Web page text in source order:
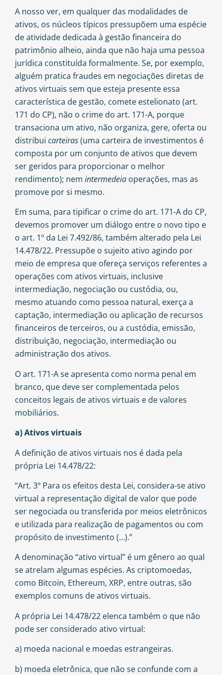
A nosso ver, em qualquer das modalidades de
ativos, os núcleos típicos pressupõem uma espécie
de atividade dedicada à gestão financeira do
patrimônio alheio, ainda que não haja uma pessoa
jurídica constituída formalmente. Se, por exemplo,
alguém pratica fraudes em negociações diretas de
ativos virtuais sem que esteja presente essa
característica de gestão, comete estelionato (art.
171 do CP), não o crime do art. 171-A, porque
transaciona um ativo, não organiza, gere, oferta ou
distribui carteiras(uma carteira de investimentos é
composta por um conjunto de ativos que devem
ser geridos para proporcionar o melhor
rendimento); nem intermedeia operações, mas as
promove por si mesmo.
Em suma, para tipificar o crime do art. 171-A do CP,
devemos promover um diálogo entre o novo tipo e
o art. 1º da Lei 7.492/86, também alterado pela Lei
14.478/22. Pressupõe o sujeito ativo agindo por
meio de empresa que ofereça serviços referentes a
operações com ativos virtuais, inclusive
intermediação, negociação ou custódia, ou,
mesmo atuando como pessoa natural, exerça a
captação, intermediação ou aplicação de recursos
financeiros de terceiros, ou a custódia, emissão,
distribuição, negociação, intermediação ou
administração dos ativos.
O art. 171-A se apresenta como norma penal em
branco, que deve ser complementada pelos
conceitos legais de ativos virtuais e de valores
mobiliários.
a) Ativos virtuais
A definição de ativos virtuais nos é dada pela
própria Lei 14.478/22:
“Art. 3º Para os efeitos desta Lei, considera-se ativo
virtual a representação digital de valor que pode
ser negociada ou transferida por meios eletrônicos
e utilizada para realização de pagamentos ou com
propósito de investimento (…).”
A denominação “ativo virtual” é um gênero ao qual
se atrelam algumas espécies. As criptomoedas,
como Bitcoin, Ethereum, XRP, entre outras, são
exemplos comuns de ativos virtuais.
A própria Lei 14.478/22 elenca também o que não
pode ser considerado ativo virtual:
a) moeda nacional e moedas estrangeiras.
b) moeda eletrônica, que não se confunde com a